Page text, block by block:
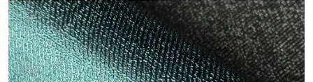
ECO
Eco von Tecnografica ist die ökologische Tapete aus
Zellulosefaser: nachhaltige Unterstützung, ohne PVC, mit
hellen Farben und hoher Qualität.